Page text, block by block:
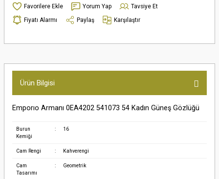
Yorum Yap
Tavsiye Et
Fiyatı Alarmı
Paylaş Karşılaştır
Ürün Bilgisi
Emporıo Armanı 0EA4202 541073 54 Kadın Güneş Gözlüğü
Burun
Kemiği
: 16
Cam Rengi : Kahverengi
Cam
Tasarımı
: Geometrik